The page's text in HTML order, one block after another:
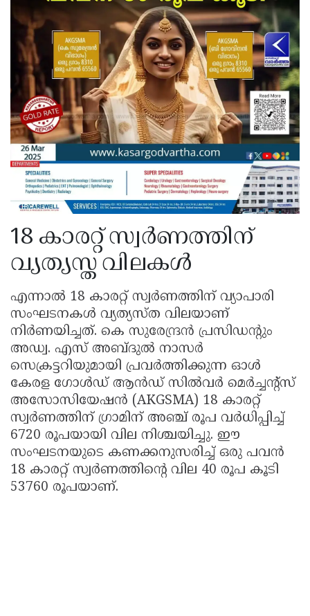
18 കാരറ്റ് സ്വർണത്തിന്
വ്യത്യസ്ത വിലകൾ
എന്നാൽ 18 കാരറ്റ് സ്വർണത്തിന് വ്യാപാരി
സംഘടനകൾ വ്യത്യസ്ത വിലയാണ്
നിർണയിച്ചത്. കെ സുരേന്ദ്രൻ പ്രസിഡന്റും
അഡ്വ. എസ് അബ്ദുൽ നാസർ
സെക്രട്ടറിയുമായി പ്രവർത്തിക്കുന്ന ഓൾ
കേരള ഗോൾഡ് ആൻഡ് സിൽവർ മെർച്ചന്റ്സ്
അസോസിയേഷൻ (AKGSMA) 18 കാരറ്റ്
സ്വർണത്തിന് ഗ്രാമിന് അഞ്ച് രൂപ വർധിപ്പിച്ച്
6720 രൂപയായി വില നിശ്ചയിച്ചു. ഈ
സംഘടനയുടെ കണക്കനുസരിച്ച് ഒരു പവൻ
18 കാരറ്റ് സ്വർണത്തിന്റെ വില 40 രൂപ കൂടി
53760 രൂപയാണ്.